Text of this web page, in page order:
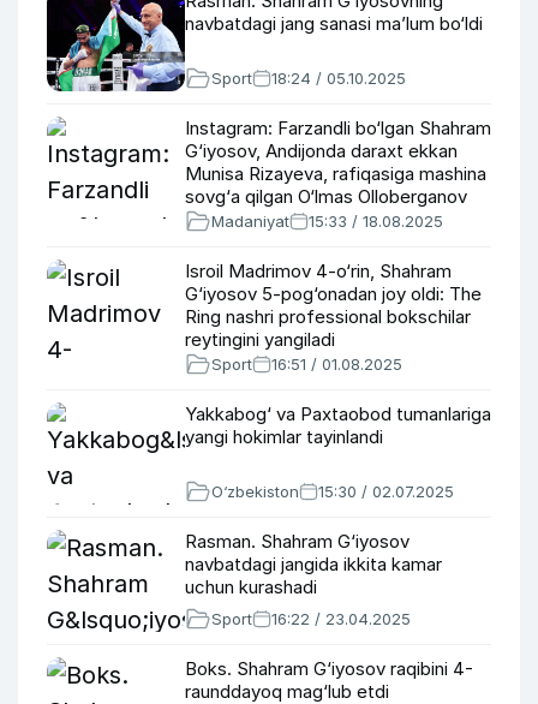
navbatdagi jang sanasi ma’lum bo‘ldi
Sport 18:24 / 05.10.2025
Instagram: Farzandli bo‘lgan Shahram
G‘iyosov, Andijonda daraxt ekkan
Munisa Rizayeva, rafiqasiga mashina
sovg‘a qilgan O‘lmas Olloberganov
Madaniyat 15:33 / 18.08.2025
Isroil Madrimov 4-o‘rin, Shahram
G‘iyosov 5-pog‘onadan joy oldi: The
Ring nashri professional bokschilar
reytingini yangiladi
Sport 16:51 / 01.08.2025
Yakkabog‘ va Paxtaobod tumanlariga
yangi hokimlar tayinlandi
O‘zbekiston 15:30 / 02.07.2025
Rasman. Shahram G‘iyosov
navbatdagi jangida ikkita kamar
uchun kurashadi
Sport 16:22 / 23.04.2025
Boks. Shahram G‘iyosov raqibini 4-
raunddayoq mag‘lub etdi